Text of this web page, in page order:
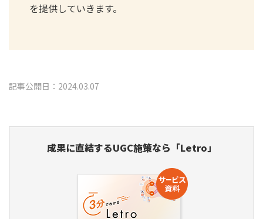
を提供していきます。
記事公開日：2024.03.07
成果に直結するUGC施策なら「Letro」